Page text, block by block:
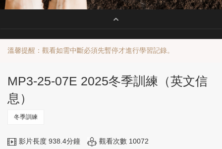
溫馨提醒：觀看如需中斷必須先暫停才進行學習記錄。
MP3-25-07E 2025冬季訓練（英文信
息）
冬季訓練
影片長度 938.4分鐘 觀看次數 10072